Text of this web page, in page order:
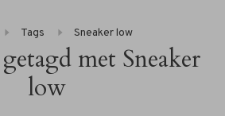
Tags Sneaker low
met Sneaker
low